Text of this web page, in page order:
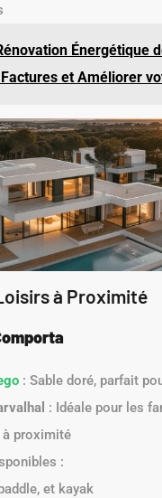
Énergétique
et Améliorer
à Proximité
: Sable doré, parfait
: Idéale pour les
à proximité
:
et kayak